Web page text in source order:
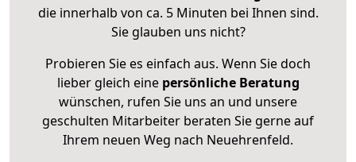
die innerhalb von ca. 5 Minuten bei Ihnen sind.
Sie glauben uns nicht?
Probieren Sie es einfach aus. Wenn Sie doch
lieber gleich eine persönliche Beratung
wünschen, rufen Sie uns an und unsere
geschulten Mitarbeiter beraten Sie gerne auf
Ihrem neuen Weg nach Neuehrenfeld.